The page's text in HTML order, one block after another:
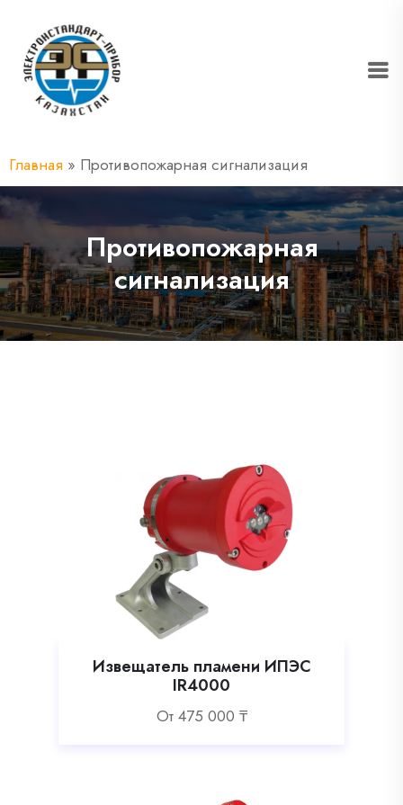
Главная » Противопожарная сигнализация
Противопожарная
сигнализация
Извещатель пламени ИПЭС
IR4000
Oт 475 000 ₸